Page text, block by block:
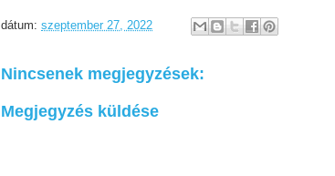
dátum: szeptember 27, 2022
Nincsenek megjegyzések:
Megjegyzés küldése